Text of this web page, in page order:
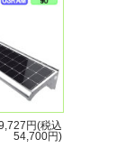
円(税込
54,700円)